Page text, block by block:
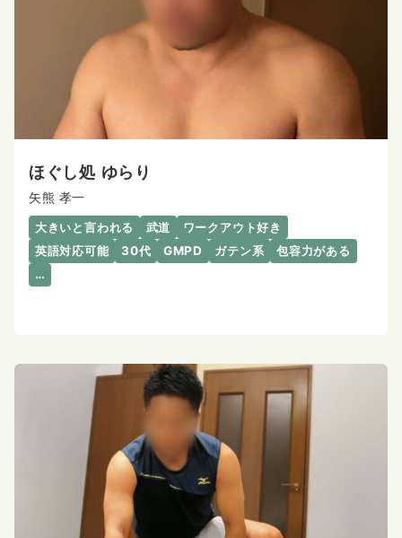
ほぐし処 ゆらり
矢熊 孝一
大きいと言われる 武道
ワークアウト好き
英語対応可能
30代 GMPD ガテン系
包容力がある
…